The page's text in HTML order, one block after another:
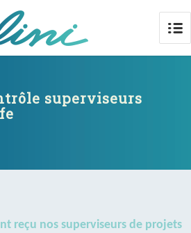
Life
superviseurs
reçu nos superviseurs de projets